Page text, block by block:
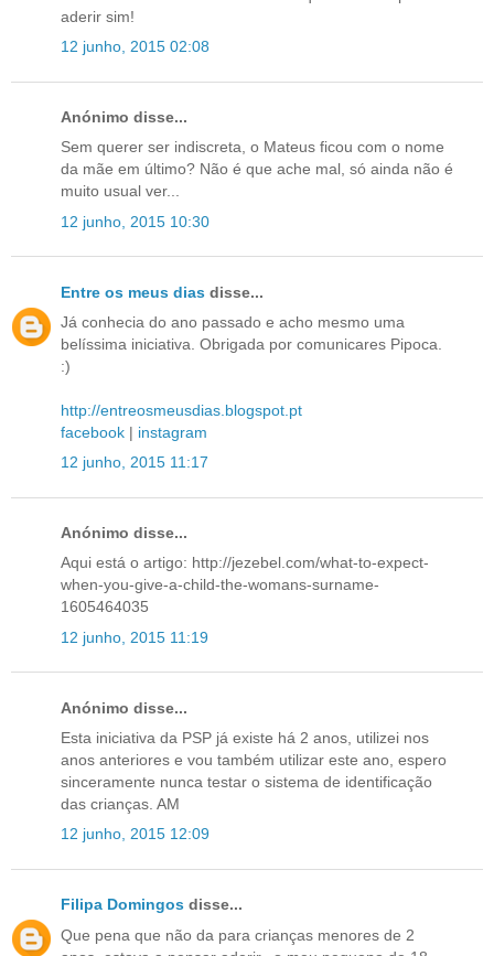
aderir sim!
12 junho, 2015 02:08
Anónimo disse...
Sem querer ser indiscreta, o Mateus ficou com o nome
da mãe em último? Não é que ache mal, só ainda não é
muito usual ver...
12 junho, 2015 10:30
Entre os meus dias disse...
Já conhecia do ano passado e acho mesmo uma
belíssima iniciativa. Obrigada por comunicares Pipoca.
:)
http://entreosmeusdias.blogspot.pt
facebook | instagram
12 junho, 2015 11:17
Anónimo disse...
Aqui está o artigo: http://jezebel.com/what-to-expect-
when-you-give-a-child-the-womans-surname-
1605464035
12 junho, 2015 11:19
Anónimo disse...
Esta iniciativa da PSP já existe há 2 anos, utilizei nos
anos anteriores e vou também utilizar este ano, espero
sinceramente nunca testar o sistema de identificação
das crianças. AM
12 junho, 2015 12:09
Filipa Domingos disse...
Que pena que não da para crianças menores de 2